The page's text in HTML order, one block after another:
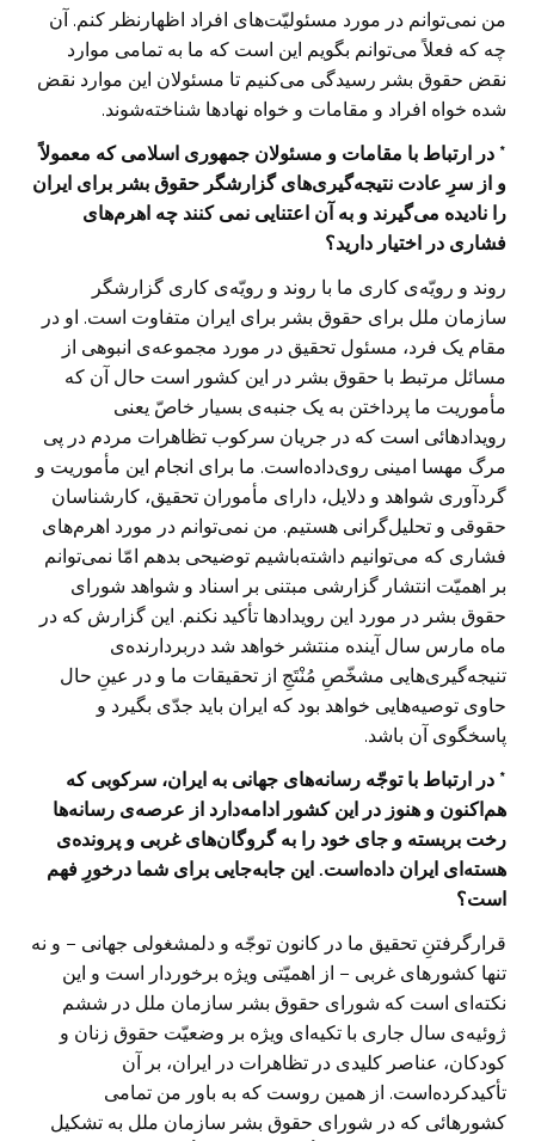
من نمی‌توانم در مورد مسئولیّت‌های افراد اظهارنظر کنم. آن
چه که فعلاً می‌توانم بگویم این است که ما به تمامی موارد
نقض حقوق بشر رسیدگی می‌کنیم تا مسئولان این موارد نقض
شده خواه افراد و مقامات و خواه نهادها شناخته‌شوند.
* در ارتباط با مقامات و مسئولان جمهوری اسلامی که معمولاً
و از سرِ عادت نتیجه‌گیری‌های گزارشگر حقوق بشر برای ایران
را نادیده می‌گیرند و به آن اعتنایی نمی کنند چه اهرم‌های
فشاری در اختیار دارید؟
روند و رویّه‌ی کاری ما با روند و رویّه‌ی کاری گزارشگر
سازمان ملل برای حقوق بشر برای ایران متفاوت است. او در
مقام یک فرد، مسئول تحقیق در مورد مجموعه‌ی انبوهی از
مسائل مرتبط با حقوق بشر در این کشور است حال آن که
مأموریت ما پرداختن به یک جنبه‌ی بسیار خاصّ یعنی
رویدادهائی است که در جریان سرکوب تظاهرات مردم در پی
مرگ مهسا امینی روی‌داده‌است. ما برای انجام این مأموریت و
گردآوری شواهد و دلایل، دارای مأموران تحقیق، کارشناسان
حقوقی و تحلیل‌گرانی هستیم. من نمی‌توانم در مورد اهرم‌های
فشاری که می‌توانیم داشته‌باشیم توضیحی بدهم امّا نمی‌توانم
بر اهمیّت انتشار گزارشی مبتنی بر اسناد و شواهد شورای
حقوق بشر در مورد این رویدادها تأکید نکنم. این گزارش که در
ماه مارس سال آینده منتشر خواهد شد دربردارنده‌ی
تنیجه‌گیری‌هایی مشخّصِ مُنْتَجِ از تحقیقات ما و در عینِ حال
حاوی توصیه‌هایی خواهد بود که ایران باید جدّی بگیرد و
پاسخگوی آن باشد.
* در ارتباط با توجّه رسانه‌های جهانی به ایران، سرکوبی که
هم‌اکنون و هنوز در این کشور ادامه‌دارد از عرصه‌ی رسانه‌ها
رخت بربسته و جای خود را به گروگان‌های غربی و پرونده‌ی
هسته‌ای ایران داده‌است. این جابه‌جایی برای شما درخورِ فهم
است؟
قرارگرفتنِ تحقیق ما در کانون توجّه و دلمشغولی جهانی – و نه
تنها کشورهای غربی – از اهمیّتی ویژه برخوردار است و این
نکته‌ای است که شورای حقوق بشر سازمان ملل در ششم
ژوئیه‌ی سال جاری با تکیه‌ای ویژه بر وضعیّت حقوق زنان و
کودکان، عناصر کلیدی در تظاهرات در ایران، بر آن
تأکیدکرده‌است. از همین روست که به باور من تمامی
کشورهائی که در شورای حقوق بشر سازمان ملل به تشکیل